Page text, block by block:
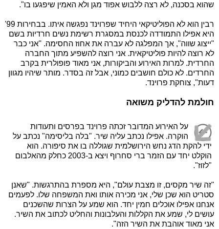
שהוא בסכנה, לא רצה ללבוש אפוד מגן ולא האמין שיפגעו בו".
רבין הוא לא הפוליטיקאי היחיד שפרוינד נפגשה איתו. בבחירות 99'
היא אפילו התמודדה לכנסת במסגרת רשימת נשים חרדיות בשם
"ייצוג שווה", אך המפלגה לא עברה את אחוז החסימה. "אני כבר
לא רוצה להיות פוליטיקאית. אני רוצה להשפיע מתוך החברה
החרדית. למרות האירוע והביקורות, אני מאוד פופולרית בקרב
החרדים. לא כולם חושבים כמוני, אבל זה בסדר. מותר שיהיו מגוון
דעות", צוחקת פרוינד.
חולמת להדליק משואה
על האירוע המדובר זכתה פרוינד בפרסים ותעודות
הוקרה. אפילו נכתב עליה שיר. "בלה בליסימה" נכתב על
ידי להקת הדג נחש הירושלמית שגוללה בו את סיפורה. הוא
הוקלט יחד עם הזמר ברי סחרוף ויצא ב-2003 כחלק מהאלבום
"לזוז".
"זה שיר מקסים, זו מצבת עולם", היא מספרת בהתרגשות. "שאנן
סטריט הוא שכן שלי, אני מכירה אותו ואת המשפחה שלו. לפעמים
אנחנו אפילו אוכלים חמין יחד. הוא שמע על הצרות שהשכנים
עושים לי, שמע את הקללות והעלבונות והחליט לכתוב את השיר.
אני מאוד אוהבת את השיר הזה".